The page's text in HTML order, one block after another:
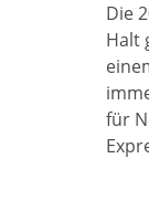
Die
Halt
für